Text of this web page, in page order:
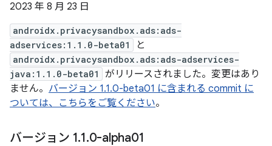
2023 年 8 月 23 日
androidx.privacysandbox.ads:ads-
adservices:1.1.0-beta01
と
androidx.privacysandbox.ads:ads-adservices-
java:1.1.0-beta01
がリリースされました。変更はあり
ません。 バージョン 1.1.0-beta01 に含まれる commit に
ついては、こちらをご覧ください。
バージョン 1.1.0-alpha01